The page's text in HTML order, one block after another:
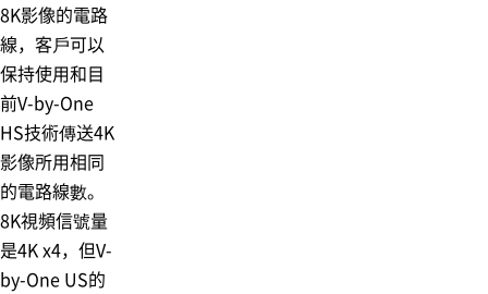
8K影像的電路
線，客戶可以
保持使用和目
前V-by-One
HS技術傳送4K
影像所用相同
的電路線數。
8K視頻信號量
是4K x4，但V-
by-One US的